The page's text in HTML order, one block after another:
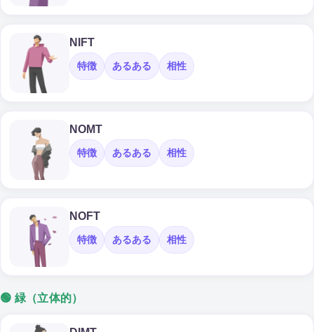
NIFT
特徴 あるある 相性
NOMT
特徴 あるある 相性
NOFT
特徴 あるある 相性
🟢 緑（立体的）